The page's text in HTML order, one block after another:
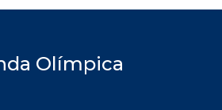
Olímpica